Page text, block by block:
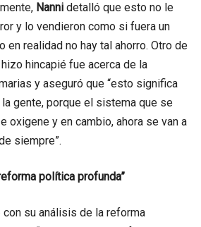
Nanni detalló que esto no le
y lo vendieron como si fuera un
en realidad no hay tal ahorro. Otro de
hincapié fue acerca de la
y aseguró que “esto significa
gente, porque el sistema que se
oxigene y en cambio, ahora se van a
siempre”.
política profunda”
con su análisis de la reforma